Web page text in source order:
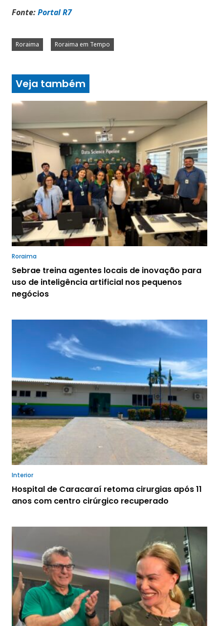
Fonte:PortalR7
Roraima Roraima em Tempo
Veja também
Roraima
Sebrae treina agentes locais de inovação para
uso de inteligência artificial nos pequenos
negócios
Interior
Hospital de Caracaraí retoma cirurgias após 11
anos com centro cirúrgico recuperado